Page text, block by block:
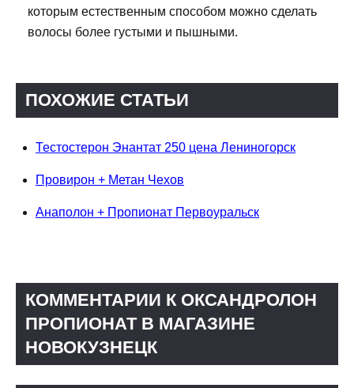
которым естественным способом можно сделать
волосы более густыми и пышными.
ПОХОЖИЕ СТАТЬИ
Тестостерон Энантат 250 цена Лениногорск
Провирон + Метан Чехов
Анаполон + Пропионат Первоуральск
КОММЕНТАРИИ К ОКСАНДРОЛОН
ПРОПИОНАТ В МАГАЗИНЕ
НОВОКУЗНЕЦК